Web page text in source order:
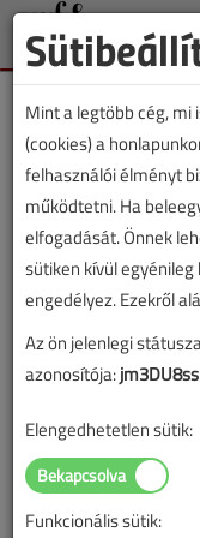
Amikor
hibás?
Mint a legtöbb cég,
(cookies) a
felhasználói élményt
működtetni. Ha
elfogadását. Önnek
sütiken kívül
engedélyez. Ezekről
Az ön jelenlegi
azonosítója:
Elengedhetetlen sütik:
Funkcionális sütik: